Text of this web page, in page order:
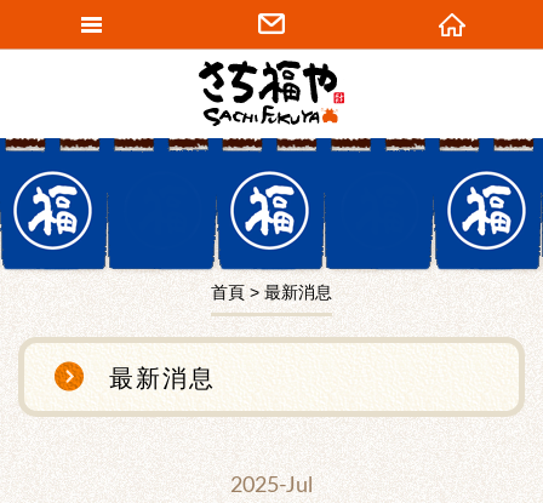
首頁 最新消息
最新消息
2025-Jul